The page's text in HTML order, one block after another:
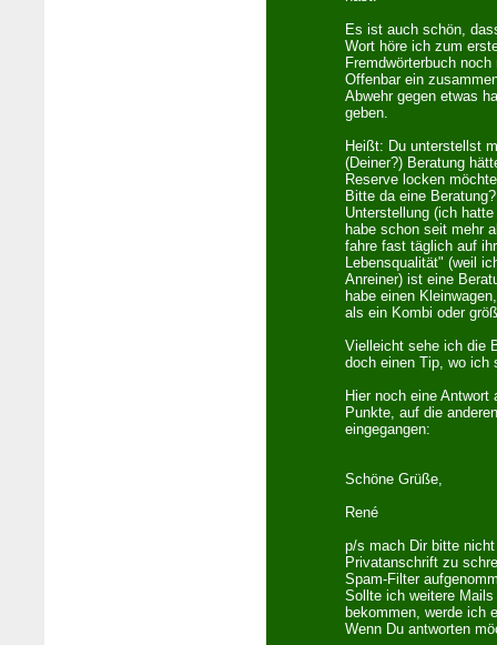
Es ist auch schön,
Wort höre ich zum
Fremdwörterbuch
Offenbar ein
Abwehr gegen etwas
geben.
Heißt: Du unterstellst
(Deiner?) Beratung
Reserve locken
Bitte da eine
Unterstellung (ich
habe schon seit mehr
fahre fast täglich auf
Lebensqualität" (weil
Anreiner) ist eine
habe einen
als ein Kombi oder
Vielleicht sehe ich die
doch einen Tip, wo ich
Hier noch eine
Punkte, auf die
eingegangen:
Schöne Grüße,
René
p/s mach Dir bitte
Privatanschrift zu
Spam-Filter
Sollte ich weitere
bekommen, werde ich
Wenn Du antworten